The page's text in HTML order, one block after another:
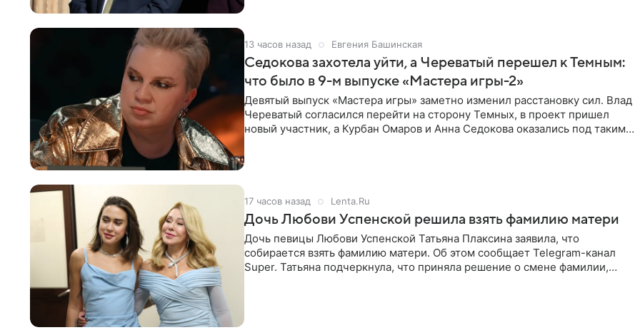
13 часов назад Евгения Башинская
Седокова захотела уйти, а Череватый перешел к Темным:
что было в 9-м выпуске «Мастера игры-2»
Девятый выпуск «Мастера игры» заметно изменил расстановку сил. Влад
Череватый согласился перейти на сторону Темных, в проект пришел
новый участник, а Курбан Омаров и Анна Седокова оказались под таким
17 часов назад Lenta.Ru
Дочь Любови Успенской решила взять фамилию матери
Дочь певицы Любови Успенской Татьяна Плаксина заявила, что
собирается взять фамилию матери. Об этом сообщает Telegram-канал
Super. Татьяна подчеркнула, что приняла решение о смене фамилии,